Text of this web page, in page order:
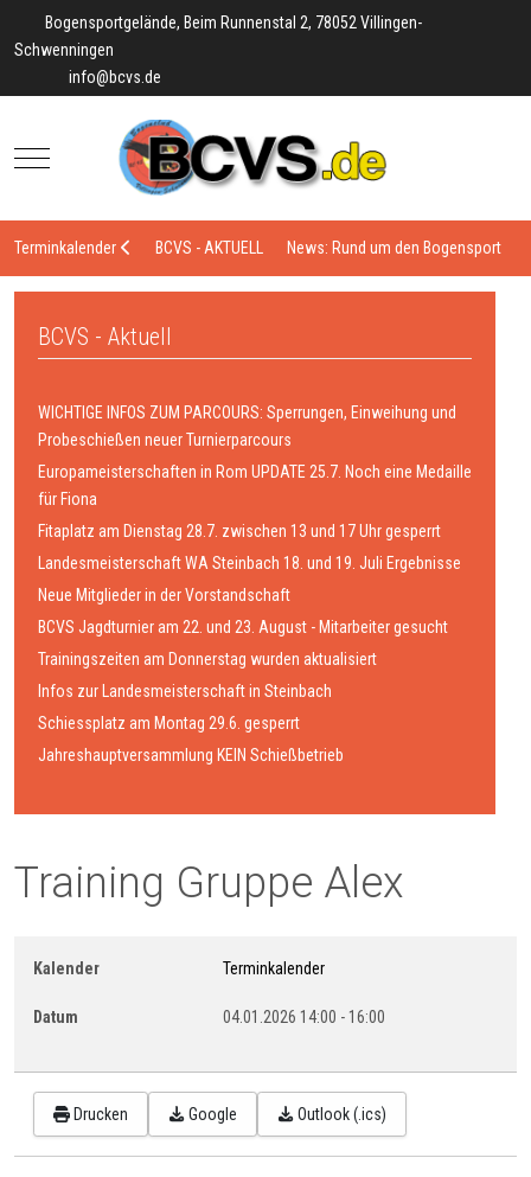
Bogensportgelände, Beim Runnenstal 2, 78052 Villingen-
Schwenningen
info@bcvs.de
Mobile Menu Toggle
Terminkalender BCVS - AKTUELL News: Rund um den Bogensport
BCVS - Aktuell
WICHTIGE INFOS ZUM PARCOURS: Sperrungen, Einweihung und
Probeschießen neuer Turnierparcours
Europameisterschaften in Rom UPDATE 25.7. Noch eine Medaille
für Fiona
Fitaplatz am Dienstag 28.7. zwischen 13 und 17 Uhr gesperrt
Landesmeisterschaft WA Steinbach 18. und 19. Juli Ergebnisse
Neue Mitglieder in der Vorstandschaft
BCVS Jagdturnier am 22. und 23. August - Mitarbeiter gesucht
Trainingszeiten am Donnerstag wurden aktualisiert
Infos zur Landesmeisterschaft in Steinbach
Schiessplatz am Montag 29.6. gesperrt
Jahreshauptversammlung KEIN Schießbetrieb
Training Gruppe Alex
Kalender Terminkalender
Datum 04.01.2026 14:00 - 16:00
Drucken Google Outlook (.ics)